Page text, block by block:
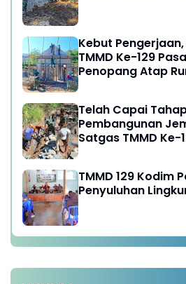
Kebut
TMMD Ke-129
Penopang Atap
Telah Capai
Pembangunan
Satgas TMMD Ke-
TMMD 129 Kodim
Penyuluhan